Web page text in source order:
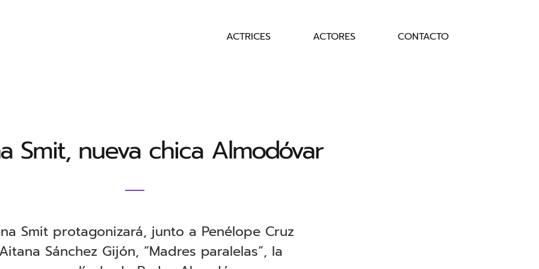
ACTRICES ACTORES CONTACTO
Smit, nueva chica Almodóvar
Smit protagonizará, junto a Penélope Cruz
Sánchez Gijón, “Madres paralelas”, la